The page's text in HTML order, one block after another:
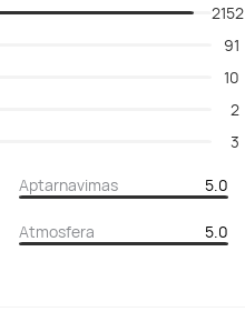
2152
91
10
2
3
Aptarnavimas 5.0
Atmosfera 5.0